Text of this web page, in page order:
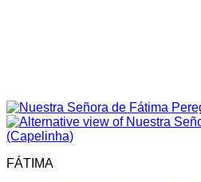
FÁTIMA